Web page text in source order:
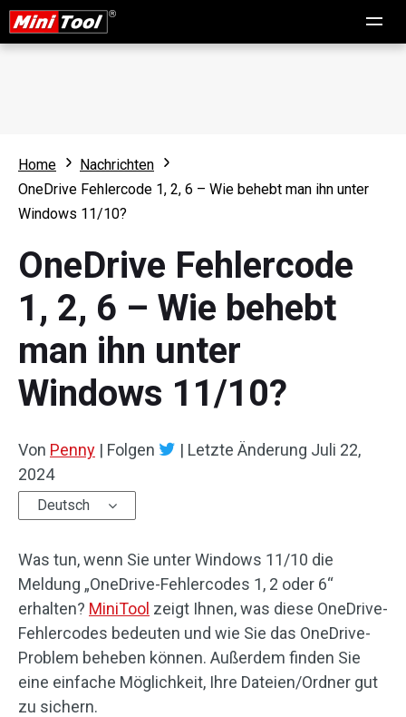
Home
Nachrichten
OneDrive Fehlercode 1, 2, 6 – Wie behebt man ihn unter
Windows 11/10?
OneDrive Fehlercode
1, 2, 6 – Wie behebt
man ihn unter
Windows 11/10?
Von Penny | Folgen | Letzte Änderung Juli 22,
2024
Deutsch
Was tun, wenn Sie unter Windows 11/10 die
Meldung „OneDrive-Fehlercodes 1, 2 oder 6“
erhalten? MiniTool zeigt Ihnen, was diese OneDrive-
Fehlercodes bedeuten und wie Sie das OneDrive-
Problem beheben können. Außerdem finden Sie
eine einfache Möglichkeit, Ihre Dateien/Ordner gut
zu sichern.